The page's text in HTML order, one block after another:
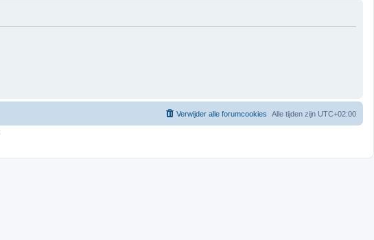
Alle tijden zijn UTC+02:00
Verwijder alle forumcookies